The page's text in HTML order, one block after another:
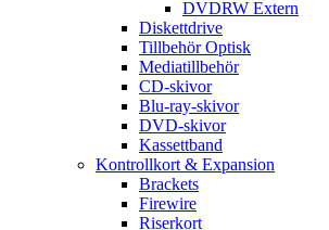
DVDRW Extern
Diskettdrive
Tillbehör Optisk
Mediatillbehör
CD-skivor
Blu-ray-skivor
DVD-skivor
Kassettband
Kontrollkort & Expansion
Brackets
Firewire
Riserkort